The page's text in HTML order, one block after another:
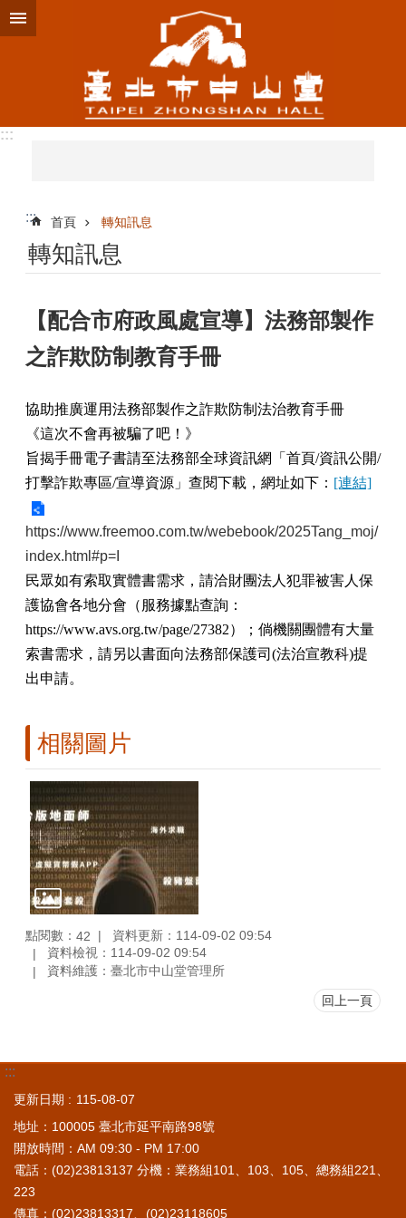
跳到主要內容區塊
:::
::: 首頁 轉知訊息
轉知訊息
【配合市府政風處宣導】法務部製作
之詐欺防制教育手冊
協助推廣運用法務部製作之詐欺防制法治教育手冊
《這次不會再被騙了吧！》
旨揭手冊電子書請至法務部全球資訊網「首頁/資訊公開/
打擊詐欺專區/宣導資源」查閱下載，網址如下： [連結]
https://www.freemoo.com.tw/webebook/2025Tang_moj/
index.html#p=I
民眾如有索取實體書需求，請洽財團法人犯罪被害人保
護協會各地分會（服務據點查詢：
https://www.avs.org.tw/page/27382）；倘機關團體有大量
索書需求，請另以書面向法務部保護司(法治宣教科)提
出申請。
相關圖片
點閱數： 42
資料更新：114-09-02 09:54
資料檢視：114-09-02 09:54
資料維護：臺北市中山堂管理所
回上一頁
:::
更新日期
115-08-07
地址：100005 臺北市延平南路98號
開放時間：AM 09:30 - PM 17:00
電話：(02)23813137 分機：業務組101、103、105、總務組221、
223
傳真：(02)23813317、(02)23118605